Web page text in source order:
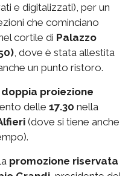
e digitalizzati), per un
che cominciano
cortile di Palazzo
, dove è stata allestita
un punto ristoro.
doppia proiezione
delle 17.30 nella
(dove si tiene anche
promozione riservata